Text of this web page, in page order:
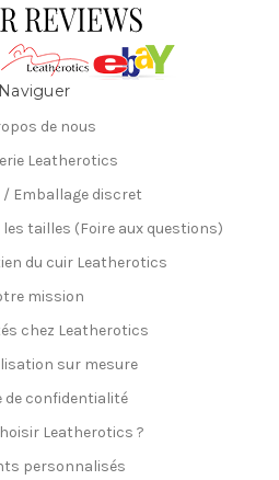
Naviguer
de nous
Leatherotics
/ Emballage discret
tailles (Foire aux questions)
du cuir Leatherotics
mission
chez Leatherotics
sur mesure
de confidentialité
Leatherotics ?
personnalisés